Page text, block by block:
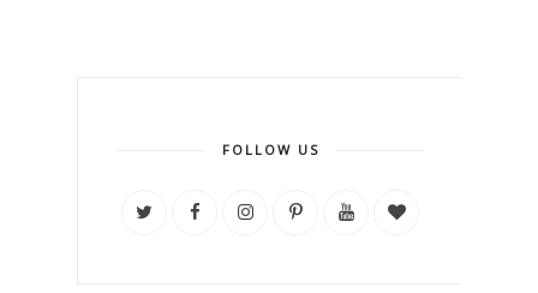
FOLLOW US